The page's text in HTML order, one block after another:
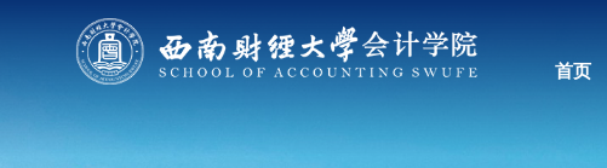
首页